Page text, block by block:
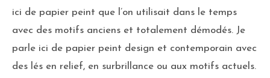
ici de papier peint que l’on utilisait dans le temps
avec des motifs anciens et totalement démodés. Je
parle ici de papier peint design et contemporain avec
des lés en relief, en surbrillance ou aux motifs actuels.